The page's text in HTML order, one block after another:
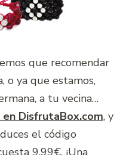
que recomendar
o ya que estamos,
a tu vecina…
DisfrutaBox.com, y
el código
9,99€. ¡Una